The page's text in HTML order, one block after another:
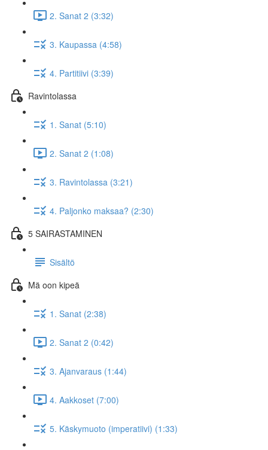
2. Sanat 2 (3:32)
3. Kaupassa (4:58)
4. Partitiivi (3:39)
Ravintolassa
1. Sanat (5:10)
2. Sanat 2 (1:08)
3. Ravintolassa (3:21)
4. Paljonko maksaa? (2:30)
5 SAIRASTAMINEN
Sisältö
Mä oon kipeä
1. Sanat (2:38)
2. Sanat 2 (0:42)
3. Ajanvaraus (1:44)
4. Aakkoset (7:00)
5. Käskymuoto (imperatiivi) (1:33)